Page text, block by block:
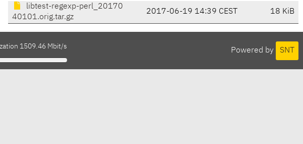
libtest-regexp-perl_20170
40101.orig.tar.gz
2017-06-19 14:39 CEST 18 KiB
Powered by SNT
1509.46 Mbit/s